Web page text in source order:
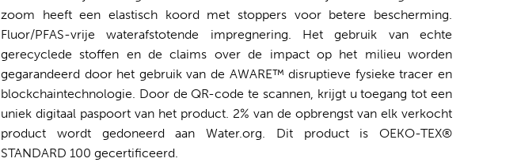
zoom heeft een elastisch koord met stoppers voor betere bescherming.
Fluor/PFAS-vrije waterafstotende impregnering. Het gebruik van echte
gerecyclede stoffen en de claims over de impact op het milieu worden
gegarandeerd door het gebruik van de AWARE™ disruptieve fysieke tracer en
blockchaintechnologie. Door de QR-code te scannen, krijgt u toegang tot een
uniek digitaal paspoort van het product. 2% van de opbrengst van elk verkocht
product wordt gedoneerd aan Water.org. Dit product is OEKO-TEX®
STANDARD 100 gecertificeerd.